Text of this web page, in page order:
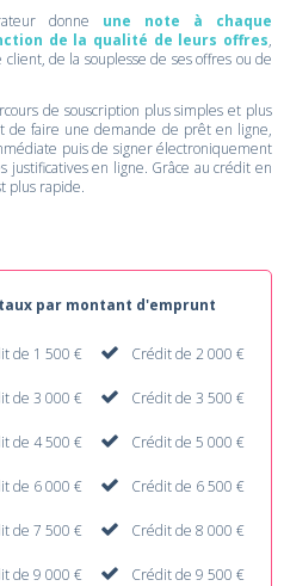
donne une note à chaque
de la qualité de leurs offres,
de la souplesse de ses offres ou de
de souscription plus simples et plus
de faire une demande de prêt en ligne,
puis de signer électroniquement
justificatives en ligne. Grâce au crédit en
plus rapide.
par montant d'emprunt
de 1 500 € Crédit de 2 000 €
de 3 000 € Crédit de 3 500 €
de 4 500 € Crédit de 5 000 €
de 6 000 € Crédit de 6 500 €
de 7 500 € Crédit de 8 000 €
de 9 000 € Crédit de 9 500 €